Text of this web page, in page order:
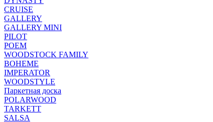
CRUISE
GALLERY
GALLERY MINI
PILOT
POEM
WOODSTOCK FAMILY
BOHEME
IMPERATOR
WOODSTYLE
Паркетная доска
POLARWOOD
TARKETT
SALSA